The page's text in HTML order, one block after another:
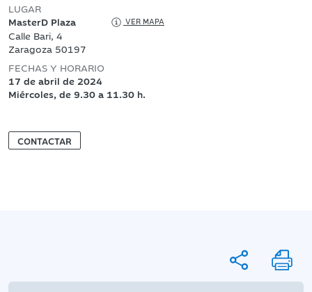
LUGAR
MasterD Plaza
VER MAPA
Calle Bari, 4
Zaragoza 50197
FECHAS Y HORARIO
17 de abril de 2024
Miércoles, de 9.30 a 11.30 h.
CONTACTAR